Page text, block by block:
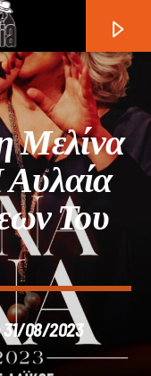
Μελίνα
Του
31/08/2023